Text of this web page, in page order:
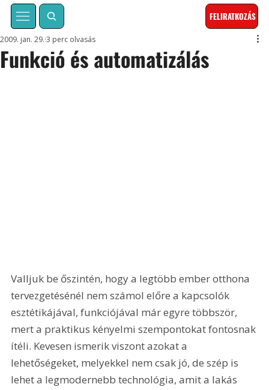
FELIRATKOZÁS
Funkció és automatizálás
2009. jan. 29. 3 perc olvasás
Valljuk be őszintén, hogy a legtöbb ember otthona
tervezgetésénél nem számol előre a kapcsolók
esztétikájával, funkciójával már egyre többször,
mert a praktikus kényelmi szempontokat fontosnak
ítéli. Kevesen ismerik viszont azokat a
lehetőségeket, melyekkel nem csak jó, de szép is
lehet a legmodernebb technológia, amit a lakás